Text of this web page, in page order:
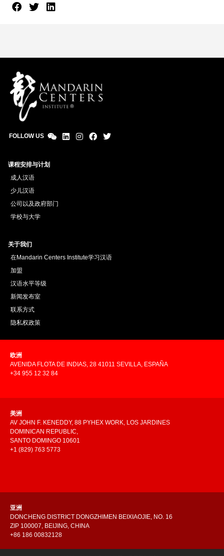
FOLLOW US
课程安排与计划
成人汉语
少儿汉语
公司以及政府部门
学校与大学
关于我们
在Mandarin Centers Institute学习汉语
加盟
汉语水平等级
新闻发布室
联系方式
隐私权政策
欧洲
AVENIDA FLOTA DE INDIAS, 28 41011 SEVILLA, ESPAÑA
+34 955 12 32 84
美洲
AV JOHN F. KENEDDY, 88 PYHEX WORK, LOS JARDINES
DOMINICAN REPUBLIC,
SANTO DOMINGO 10601
+1 (829) 763 5773
亚洲
DONCHENG DISTRICT DONGZHIMEN BEIXIAOJIE, NO. 16
ZIP 100007, BEIJING, CHINA
+86 186 00832128